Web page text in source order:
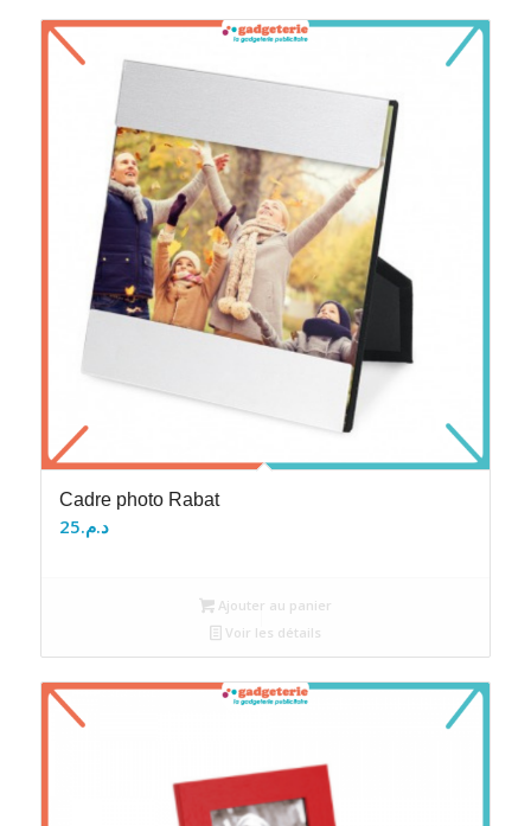
Cadre photo Rabat
د.م.25
Ajouter au panier
Voir les détails